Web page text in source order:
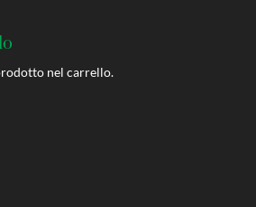
nel carrello.